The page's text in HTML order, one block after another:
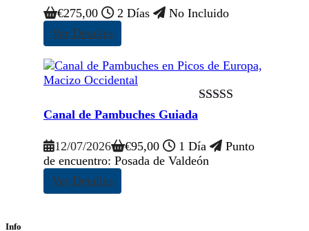
€275,00 2 Días
No Incluido
Ver Detalles
Canal de Pambuches Guiada
12/07/2026 €95,00 1 Día
Punto
de encuentro: Posada de Valdeón
Ver Detalles
Info